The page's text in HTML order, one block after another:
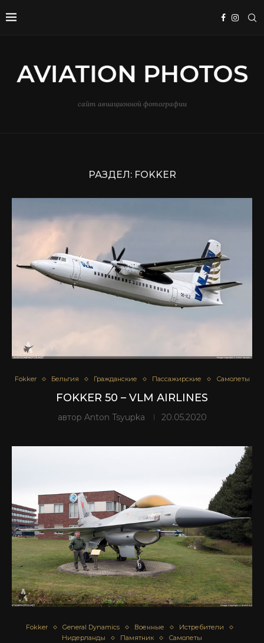
сайт авиационной фотографии
РАЗДЕЛ: FOKKER
Fokker Бельгия Гражданские Пассажирские Самолеты
FOKKER 50 – VLM AIRLINES
автор Anton Tsyupka 20.05.2020
Fokker General Dynamics Военные
Истребители
Нидерланды
Памятник Самолеты